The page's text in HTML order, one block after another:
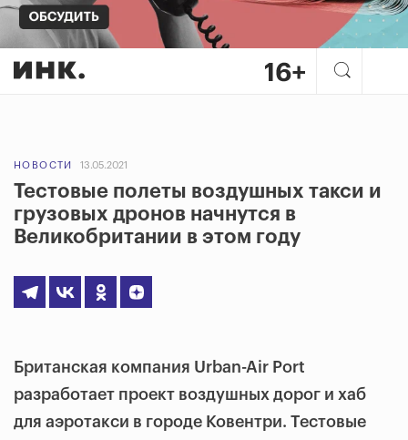
НОВОСТИ 13.05.2021
Тестовые полеты воздушных такси и
грузовых дронов начнутся в
Великобритании в этом году
Британская компания Urban-Air Port
разработает проект воздушных дорог и хаб
для аэротакси в городе Ковентри. Тестовые